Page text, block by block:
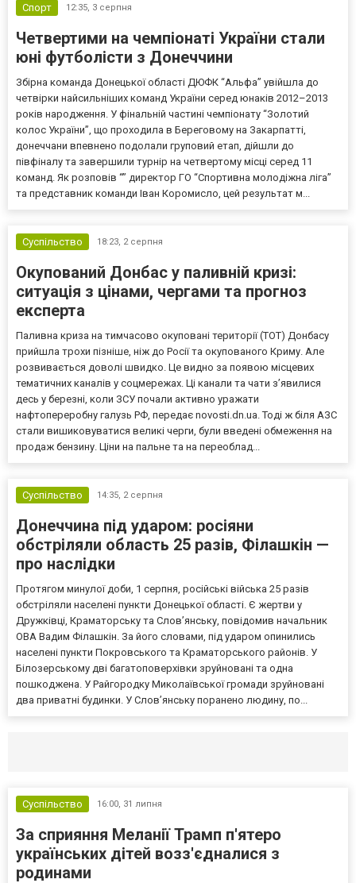
Спорт 12:35, 3 серпня
Четвертими на чемпіонаті України стали
юні футболісти з Донеччини
Збірна команда Донецької області ДЮФК “Альфа” увійшла до
четвірки найсильніших команд України серед юнаків 2012–2013
років народження. У фінальній частині чемпіонату “Золотий
колос України”, що проходила в Береговому на Закарпатті,
донеччани впевнено подолали груповий етап, дійшли до
півфіналу та завершили турнір на четвертому місці серед 11
команд. Як розповів “” директор ГО “Спортивна молодіжна ліга”
та представник команди Іван Коромисло, цей результат м...
Суспільство 18:23, 2 серпня
Окупований Донбас у паливній кризі:
ситуація з цінами, чергами та прогноз
експерта
Паливна криза на тимчасово окуповані території (ТОТ) Донбасу
прийшла трохи пізніше, ніж до Росії та окупованого Криму. Але
розвивається доволі швидко. Це видно за появою місцевих
тематичних каналів у соцмережах. Ці канали та чати з’явилися
десь у березні, коли ЗСУ почали активно уражати
нафтопереробну галузь РФ, передає novosti.dn.ua. Тоді ж біля АЗС
стали вишиковуватися великі черги, були введені обмеження на
продаж бензину. Ціни на пальне та на переоблад...
Суспільство 14:35, 2 серпня
Донеччина під ударом: росіяни
обстріляли область 25 разів, Філашкін —
про наслідки
Протягом минулої доби, 1 серпня, російські війська 25 разів
обстріляли населені пункти Донецької області. Є жертви у
Дружківці, Краматорську та Слов’янську, повідомив начальник
ОВА Вадим Філашкін. За його словами, під ударом опинились
населені пункти Покровського та Краматорського районів. У
Білозерському дві багатоповерхівки зруйновані та одна
пошкоджена. У Райгородку Миколаївської громади зруйновані
два приватні будинки. У Слов’янську поранено людину, по...
Суспільство 16:00, 31 липня
За сприяння Меланії Трамп п'ятеро
українських дітей возз'єдналися з
родинами